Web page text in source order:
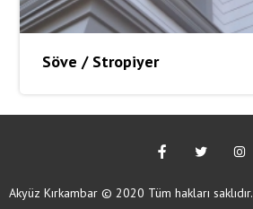
Söve / Stropiyer
Akyüz Kırkambar © 2020 Tüm hakları saklıdır.